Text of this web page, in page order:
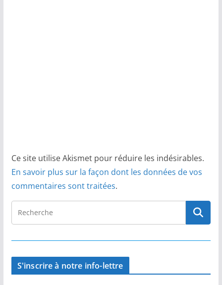
Ce site utilise Akismet pour réduire les indésirables.
En savoir plus sur la façon dont les données de vos
commentaires sont traitées.
S'inscrire à notre info-lettre